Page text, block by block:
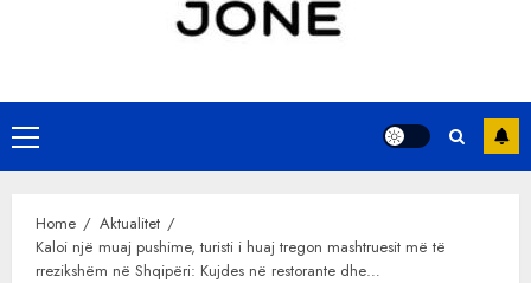
Primary
Menu
Home
Aktualitet
Kaloi një muaj pushime, turisti i huaj tregon mashtruesit më të
rrezikshëm në Shqipëri: Kujdes në restorante dhe…